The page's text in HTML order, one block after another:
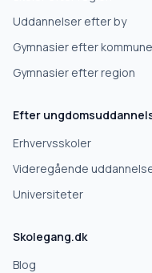
Videregående
Uddannelser efter by
Gymnasier efter kommune
Gymnasier efter region
Efter
Erhvervsskoler
Videregående
Universiteter
Skolegang.dk
Blog